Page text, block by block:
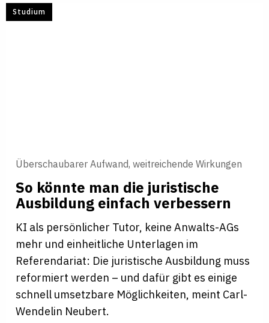
Studium
Überschaubarer Aufwand, weitreichende Wirkungen
So könnte man die juris­ti­sche
Aus­bil­dung ein­fach ver­bes­sern
KI als persönlicher Tutor, keine Anwalts-AGs
mehr und einheitliche Unterlagen im
Referendariat: Die juristische Ausbildung muss
reformiert werden – und dafür gibt es einige
schnell umsetzbare Möglichkeiten, meint Carl-
Wendelin Neubert.